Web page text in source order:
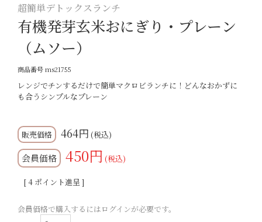
超簡単デトックスランチ
有機発芽玄米おにぎり・プレーン
（ムソー）
商品番号ms21755
レンジでチンするだけで簡単マクロビランチに！どんなおかずに
も合うシンプルなプレーン
464 税込
会員価格 450 税込
[4 ポイント進呈 ]
会員価格で購入するにはログインが必要です。